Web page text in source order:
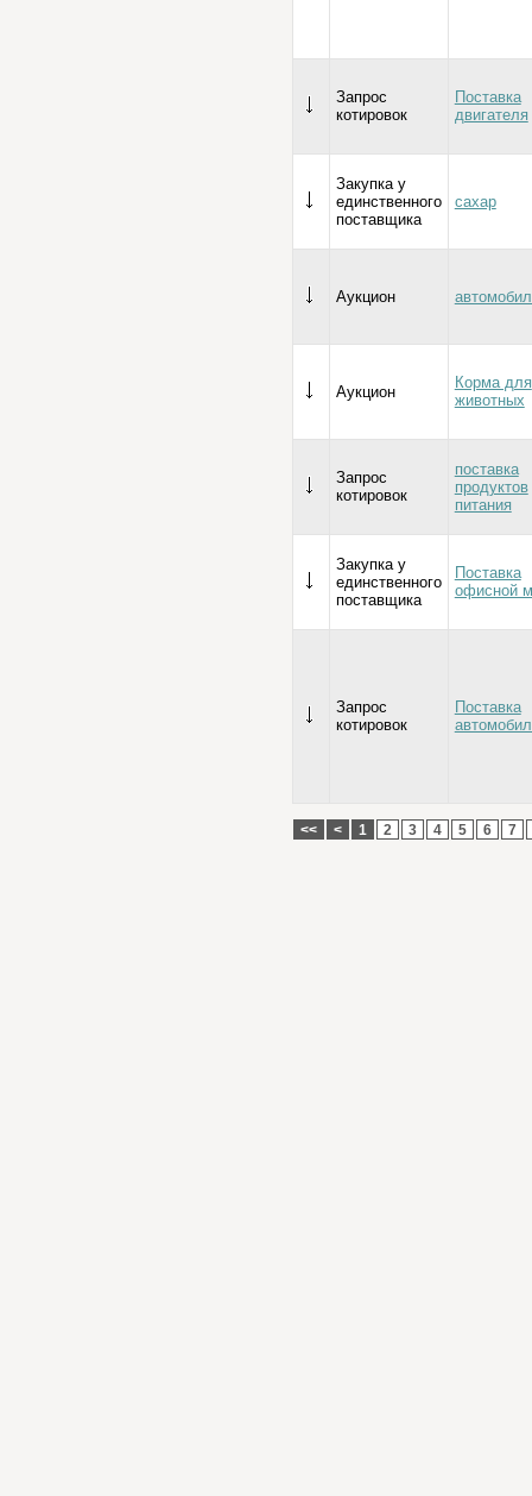
Запрос
котировок
Поставка
двигателя
Закупка у
единственного
поставщика
сахар
Аукцион
Аукцион
Корма для
животных
Запрос
котировок
поставка
продуктов
питания
Закупка у
единственного
поставщика
Поставка
офисной
Запрос
котировок
Поставка
<< < 1 2 3 4 5 6 7